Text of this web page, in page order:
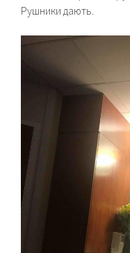
Рушники дають.